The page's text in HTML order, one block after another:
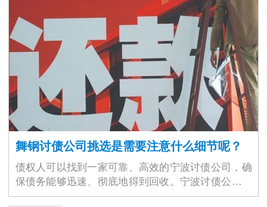
舞钢讨债公司挑选是需要注意什么细节呢？
债权人可以找到一家可靠、高效的宁波讨债公司，确
保债务能够迅速、彻底地得到回收。宁波讨债公司的
选择不仅仅是为了解决眼前的经济问题，更是为了维